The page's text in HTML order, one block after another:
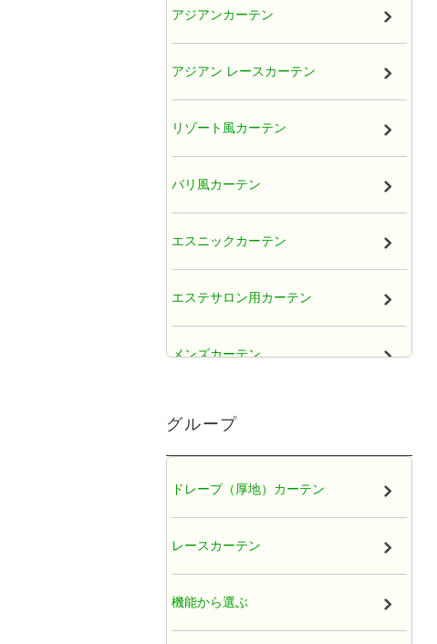
アジアンカーテン
アジアン レースカーテン
リゾート風カーテン
バリ風カーテン
エスニックカーテン
エステサロン用カーテン
メンズカーテン
グループ
ドレープ（厚地）カーテン
レースカーテン
機能から選ぶ